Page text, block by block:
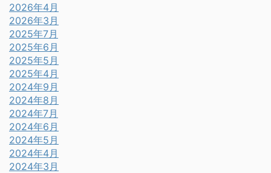
2026年4月
2026年3月
2025年7月
2025年6月
2025年5月
2025年4月
2024年9月
2024年8月
2024年7月
2024年6月
2024年5月
2024年4月
2024年3月